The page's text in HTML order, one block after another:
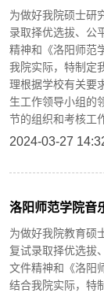
为做好我院硕士研
录取择优选拔、公
精神和《洛阳师范
我院实际，特制定
理根据学校有关要
生工作领导小组的
节的组织和考核工
2024-03-27
洛阳师范学院音
为做好我院教育硕
复试录取择优选拔
文件精神和《洛阳
结合我院实际，特